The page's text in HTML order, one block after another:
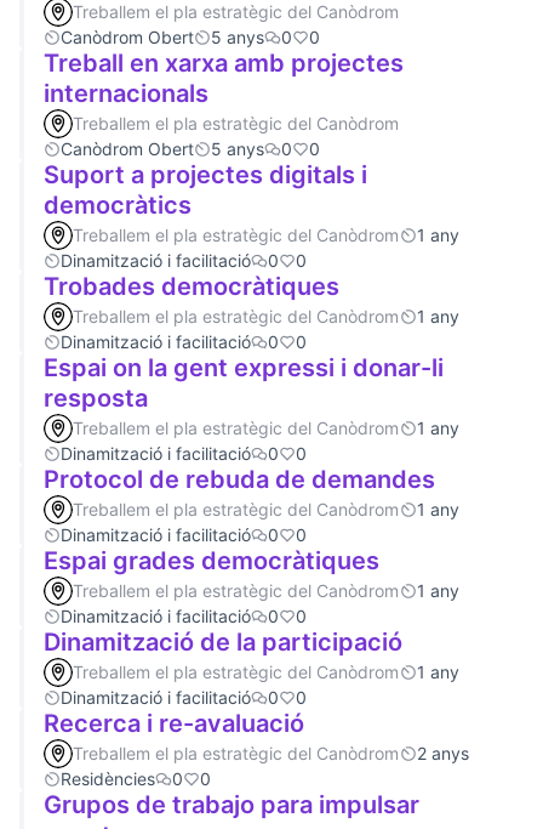
Treballem el pla estratègic del Canòdrom
Canòdrom Obert
5 anys 0 0
Treball en xarxa amb projectes
internacionals
Treballem el pla estratègic del Canòdrom
Canòdrom Obert
5 anys 0 0
Suport a projectes digitals i
democràtics
Treballem el pla estratègic del Canòdrom
1 any
Dinamització i facilitació
0 0
Trobades democràtiques
Treballem el pla estratègic del Canòdrom
1 any
Dinamització i facilitació
0 0
Espai on la gent expressi i donar-li
resposta
Treballem el pla estratègic del Canòdrom
1 any
Dinamització i facilitació
0 0
Protocol de rebuda de demandes
Treballem el pla estratègic del Canòdrom
1 any
Dinamització i facilitació
0 0
Espai grades democràtiques
Treballem el pla estratègic del Canòdrom
1 any
Dinamització i facilitació
0 0
Dinamització de la participació
Treballem el pla estratègic del Canòdrom
1 any
Dinamització i facilitació
0 0
Recerca i re-avaluació
Treballem el pla estratègic del Canòdrom
2 anys
Residències
0 0
Grupos de trabajo para impulsar